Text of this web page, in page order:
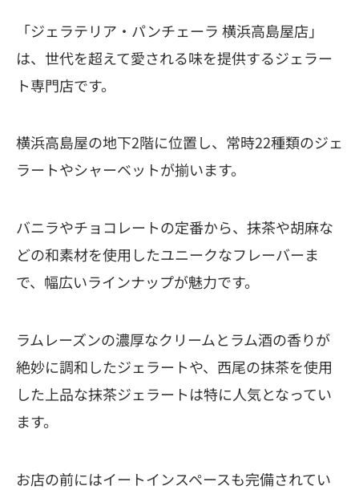
「ジェラテリア・パンチェーラ 横浜高島屋店」
は、世代を超えて愛される味を提供するジェラー
ト専門店です。
横浜高島屋の地下2階に位置し、常時22種類のジェ
ラートやシャーベットが揃います。
バニラやチョコレートの定番から、抹茶や胡麻な
どの和素材を使用したユニークなフレーバーま
で、幅広いラインナップが魅力です。
ラムレーズンの濃厚なクリームとラム酒の香りが
絶妙に調和したジェラートや、西尾の抹茶を使用
した上品な抹茶ジェラートは特に人気となってい
ます。
お店の前にはイートインスペースも完備されてい